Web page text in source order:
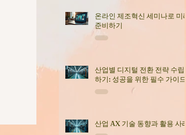
온라인 제조혁신 세미나로 미래
준비하기
산업별 디지털 전환 전략 수립
하기: 성공을 위한 필수 가이드
산업 AX 기술 동향과 활용 사례